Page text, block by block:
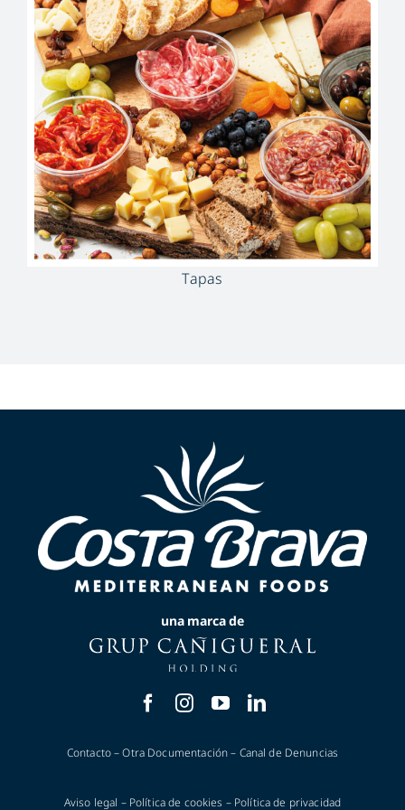
Tapas
una marca de
Contacto–Otra Documentación– Canal de Denuncias
Aviso legal – Política de cookies – Política de privacidad